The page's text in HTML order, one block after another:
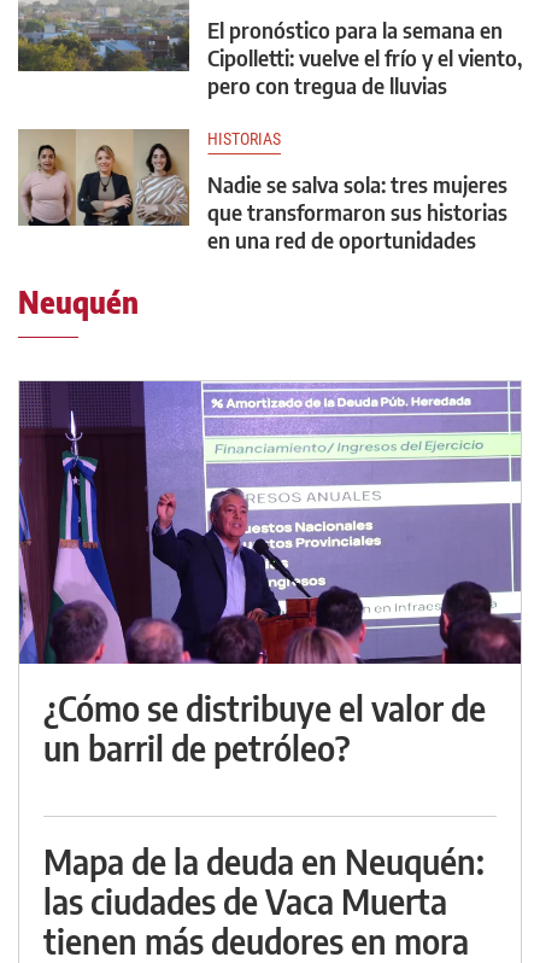
El pronóstico para la semana en
Cipolletti: vuelve el frío y el viento,
pero con tregua de lluvias
HISTORIAS
Nadie se salva sola: tres mujeres
que transformaron sus historias
en una red de oportunidades
Neuquén
¿Cómo se distribuye el valor de
un barril de petróleo?
Mapa de la deuda en Neuquén:
las ciudades de Vaca Muerta
tienen más deudores en mora